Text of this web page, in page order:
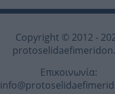
Copyright © 2012 -
Επικοινωνία: